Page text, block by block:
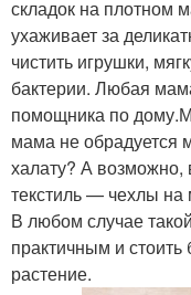
складок на плотном
ухаживает за
чистить игрушки,
бактерии. Любая
помощника по
мама не обрадуется
халату? А возможно,
текстиль — чехлы на
В любом случае
практичным и стоить
растение.